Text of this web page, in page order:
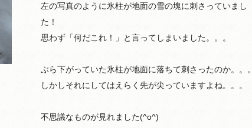
左の写真のように氷柱が地面の雪の塊に刺さっていまし
た！
思わず「何だこれ！」と言ってしまいました。。。
ぶら下がっていた氷柱が地面に落ちて刺さったのか。。。
しかしそれにしてはえらく先が尖っていますよね。。。
不思議なものが見れました(^o^)